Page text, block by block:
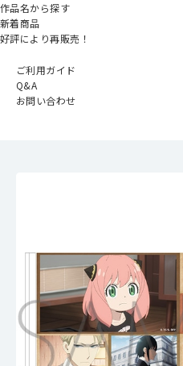
作品名から探す
新着商品
好評により再販売！
ご利用ガイド
Q&A
お問い合わせ